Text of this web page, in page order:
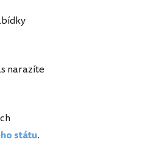
narazíte
státu.